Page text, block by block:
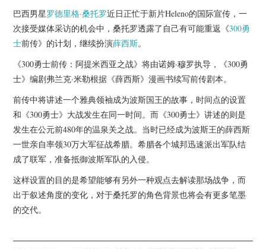
脱口秀
杂七杂八
美剧英剧
电影档期
推荐电影
巴西男星罗德里格·桑托罗近日正忙于新片Heleno的国际宣传，一
次接受媒体采访的机会中，桑托罗透露了自己有可能重返《300勇
士前传》的计划，继续扮演薛西斯。
《300勇士前传：阿提米西亚之战》将由诺姆·穆罗执导，《300勇
士》编剧弗兰克·米勒根据《薛西斯》漫画书续写前传剧本。
前传中将讲述一个雅典领袖成为波斯国王的故事，时间点的设置
和《300勇士》大战发生在同一时间。而《300勇士》讲述的则是
发生在公元前480年的温泉关之战。当时已经成为波斯王的薛西斯
一世亲自率领30万大军征战希腊。希腊各个城邦迅速派出军队结
成了联军，准备抵御波斯军队的入侵。
这样设置的目的是希望能够有另外一种观点去解读那场战争，而
出于叙述角度的变化，对于桑托罗的角色背景也将会有更多笔墨
的交代。